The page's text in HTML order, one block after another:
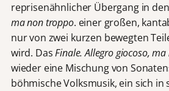
reprisenähnlicher Übergang in
ma non troppo. einer großen,
nur von zwei kurzen bewegten
wird. DasFinale. Allegro giocoso,
wieder eine Mischung von
böhmische Volksmusik, ein sich in